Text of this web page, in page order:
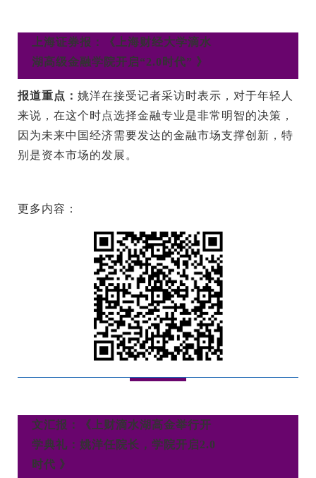
上海证券报：《上海财经大学滴水
湖高级金融学院开启“2.0时代” 》
报道重点： 姚洋在接受记者采访时表示，对于年轻人
来说，在这个时点选择金融专业是非常明智的决策，
因为未来中国经济需要发达的金融市场支撑创新，特
别是资本市场的发展。
更多内容：
文汇报：《上财滴水湖高金举行开
学典礼：姚洋任院长，学院开启2.0
时代 》